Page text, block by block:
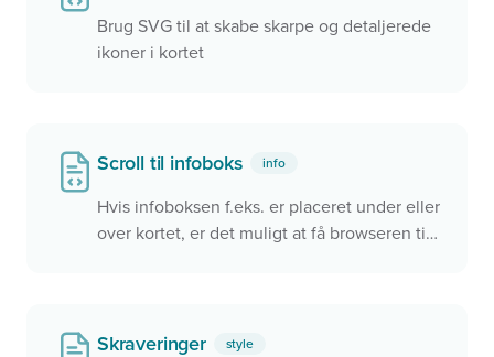
Brug SVG til at skabe skarpe og detaljerede
ikoner i kortet
Scroll til infoboks info
Hvis infoboksen f.eks. er placeret under eller
over kortet, er det muligt at få browseren til
sted på siden
Skraveringer style